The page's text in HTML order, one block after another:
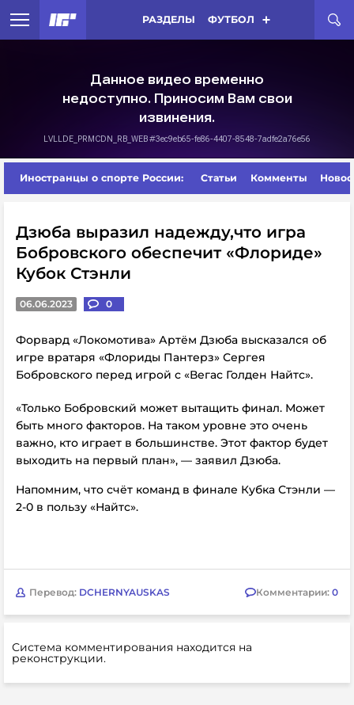
РАЗДЕЛЫ ФУТБОЛ
Иностранцы о спорте России: Статьи Комменты
Дзюба выразил надежду,что игра
Бобровского обеспечит «Флориде»
Кубок Стэнли
06.06.2023 0
Форвард «Локомотива» Артём Дзюба высказался об
игре вратаря «Флориды Пантерз» Сергея
Бобровского перед игрой с «Вегас Голден Найтс».
«Только Бобровский может вытащить финал. Может
быть много факторов. На таком уровне это очень
важно, кто играет в большинстве. Этот фактор будет
выходить на первый план», — заявил Дзюба.
Напомним, что счёт команд в финале Кубка Стэнли —
2-0 в пользу «Найтс».
Перевод: DCHERNYAUSKAS Комментарии: 0
Система комментирования находится на
реконструкции.